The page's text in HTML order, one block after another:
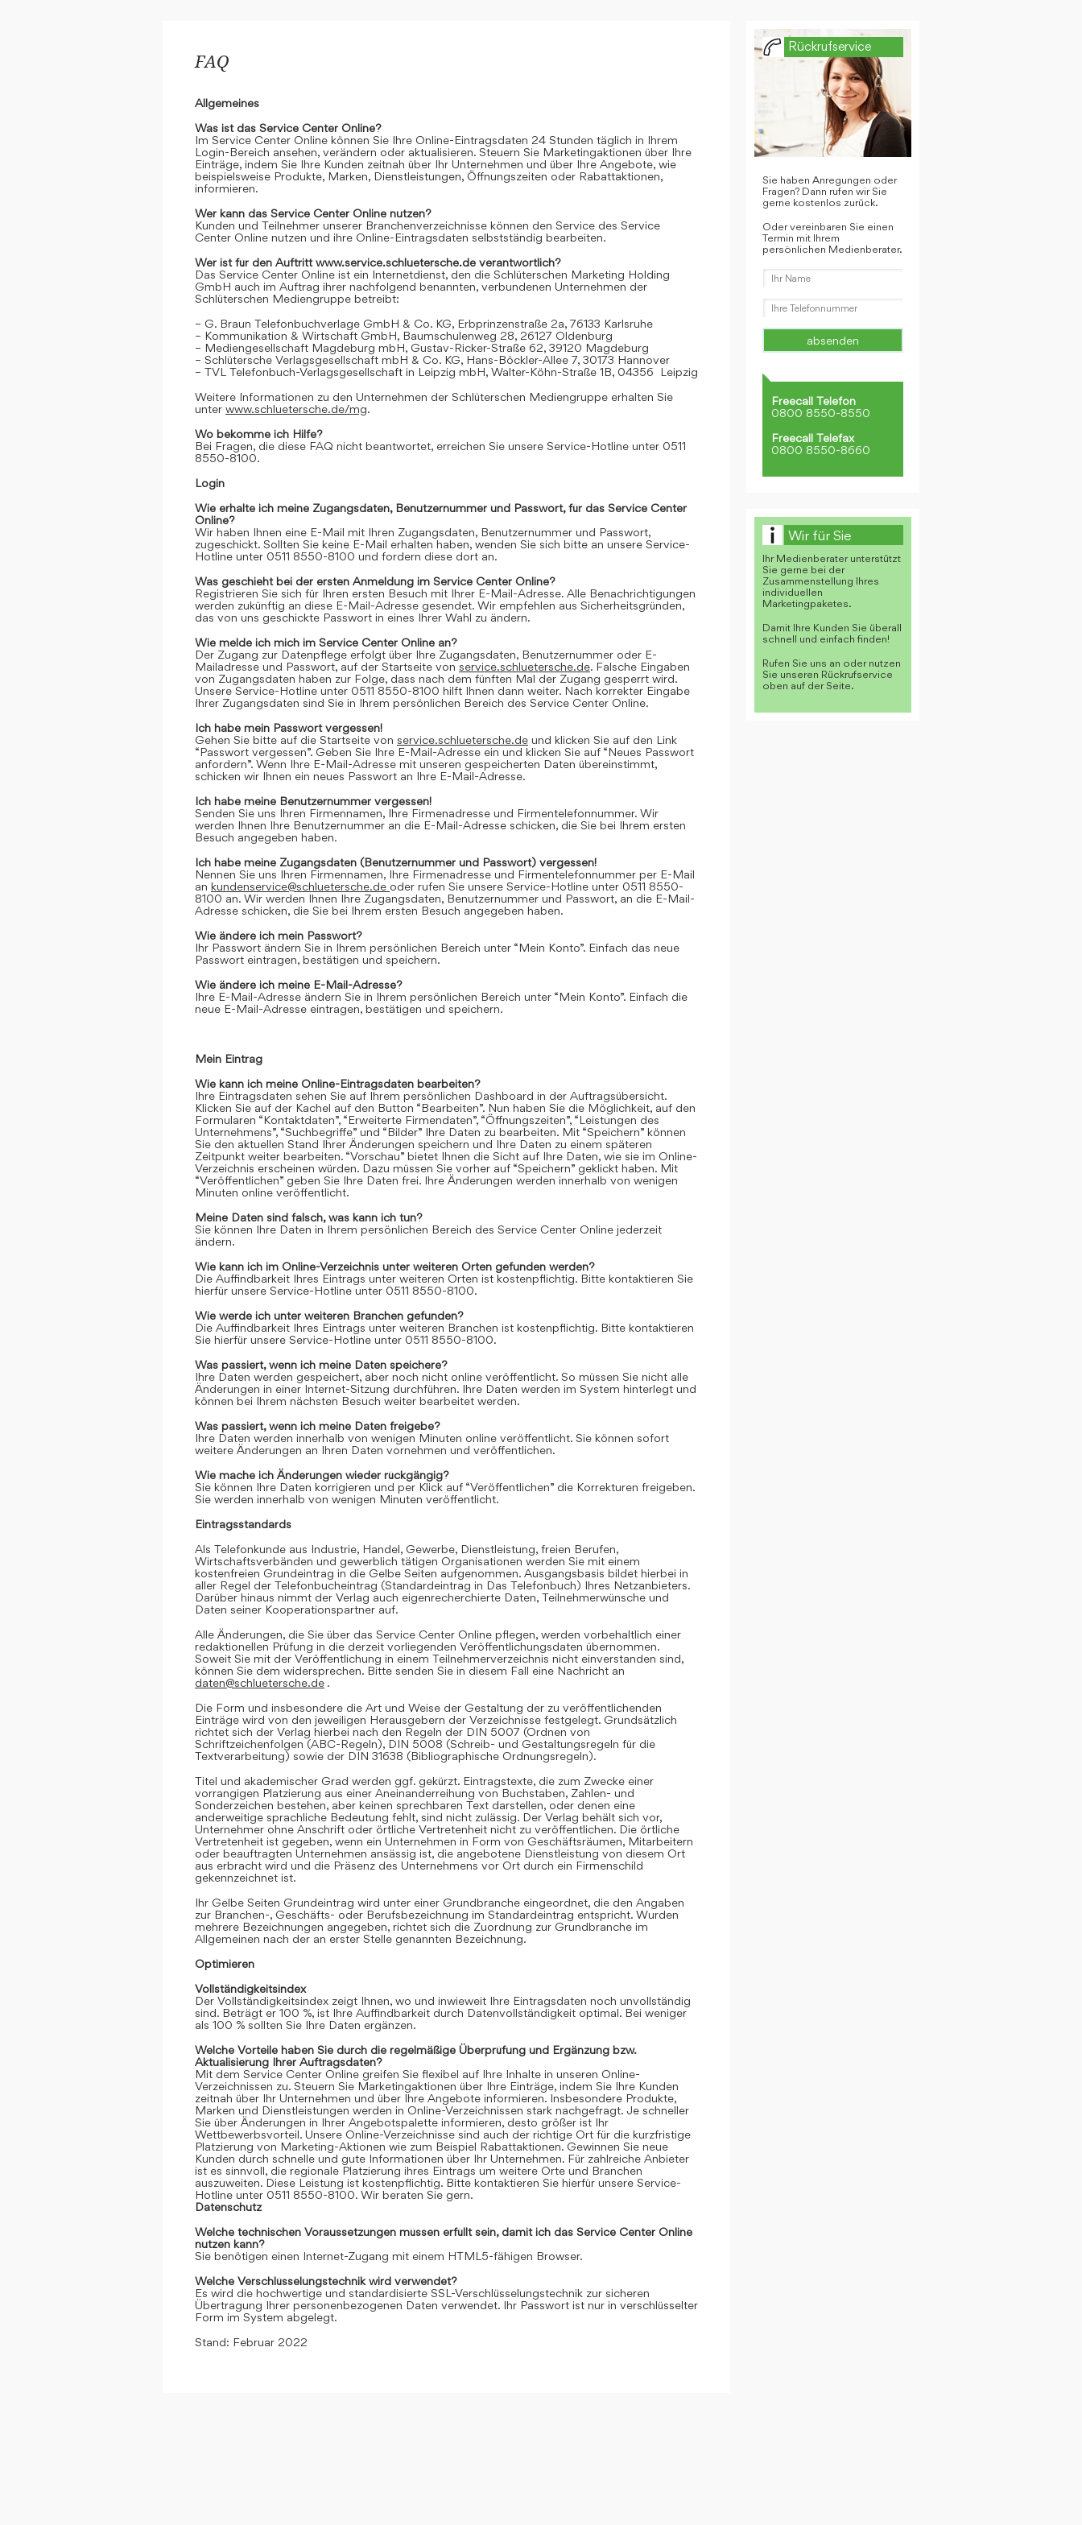
FAQ
Allgemeines
Was ist das Service Center Online?
Im Service Center Online können Sie Ihre Online-Eintragsdaten 24 Stunden täglich in Ihrem
Login-Bereich ansehen, verändern oder aktualisieren. Steuern Sie Marketingaktionen über Ihre
Einträge, indem Sie Ihre Kunden zeitnah über Ihr Unternehmen und über Ihre Angebote, wie
beispielsweise Produkte, Marken, Dienstleistungen, Öffnungszeiten oder Rabattaktionen,
informieren.
Wer kann das Service Center Online nutzen?
Kunden und Teilnehmer unserer Branchenverzeichnisse können den Service des Service
Center Online nutzen und ihre Online-Eintragsdaten selbstständig bearbeiten.
Wer ist für den Auftritt www.service.schluetersche.de verantwortlich?
Das Service Center Online ist ein Internetdienst, den die Schlüterschen Marketing Holding
GmbH auch im Auftrag ihrer nachfolgend benannten, verbundenen Unternehmen der
Schlüterschen Mediengruppe betreibt:
– G. Braun Telefonbuchverlage GmbH & Co. KG, Erbprinzenstraße 2a, 76133 Karlsruhe
– Kommunikation & Wirtschaft GmbH, Baumschulenweg 28, 26127 Oldenburg
– Mediengesellschaft Magdeburg mbH, Gustav-Ricker-Straße 62, 39120 Magdeburg
– Schlütersche Verlagsgesellschaft mbH & Co. KG, Hans-Böckler-Allee 7, 30173 Hannover
– TVL Telefonbuch-Verlagsgesellschaft in Leipzig mbH, Walter-Köhn-Straße 1B, 04356 Leipzig
Weitere Informationen zu den Unternehmen der Schlüterschen Mediengruppe erhalten Sie
unter www.schluetersche.de/mg.
Wo bekomme ich Hilfe?
Bei Fragen, die diese FAQ nicht beantwortet, erreichen Sie unsere Service-Hotline unter 0511
8550-8100.
Login
Wie erhalte ich meine Zugangsdaten, Benutzernummer und Passwort, für das Service Center
Online?
Wir haben Ihnen eine E-Mail mit Ihren Zugangsdaten, Benutzernummer und Passwort,
zugeschickt. Sollten Sie keine E-Mail erhalten haben, wenden Sie sich bitte an unsere Service-
Hotline unter 0511 8550-8100 und fordern diese dort an.
Was geschieht bei der ersten Anmeldung im Service Center Online?
Registrieren Sie sich für Ihren ersten Besuch mit Ihrer E-Mail-Adresse. Alle Benachrichtigungen
werden zukünftig an diese E-Mail-Adresse gesendet. Wir empfehlen aus Sicherheitsgründen,
das von uns geschickte Passwort in eines Ihrer Wahl zu ändern.
Wie melde ich mich im Service Center Online an?
Der Zugang zur Datenpflege erfolgt über Ihre Zugangsdaten, Benutzernummer oder E-
Mailadresse und Passwort, auf der Startseite von service.schluetersche.de. Falsche Eingaben
von Zugangsdaten haben zur Folge, dass nach dem fünften Mal der Zugang gesperrt wird.
Unsere Service-Hotline unter 0511 8550-8100 hilft Ihnen dann weiter. Nach korrekter Eingabe
Ihrer Zugangsdaten sind Sie in Ihrem persönlichen Bereich des Service Center Online.
Ich habe mein Passwort vergessen!
Gehen Sie bitte auf die Startseite von service.schluetersche.de und klicken Sie auf den Link
“Passwort vergessen”. Geben Sie Ihre E-Mail-Adresse ein und klicken Sie auf “Neues Passwort
anfordern”. Wenn Ihre E-Mail-Adresse mit unseren gespeicherten Daten übereinstimmt,
schicken wir Ihnen ein neues Passwort an Ihre E-Mail-Adresse.
Ich habe meine Benutzernummer vergessen!
Senden Sie uns Ihren Firmennamen, Ihre Firmenadresse und Firmentelefonnummer. Wir
werden Ihnen Ihre Benutzernummer an die E-Mail-Adresse schicken, die Sie bei Ihrem ersten
Besuch angegeben haben.
Ich habe meine Zugangsdaten (Benutzernummer und Passwort) vergessen!
Nennen Sie uns Ihren Firmennamen, Ihre Firmenadresse und Firmentelefonnummer per E-Mail
an kundenservice@schluetersche.de oder rufen Sie unsere Service-Hotline unter 0511 8550-
8100 an. Wir werden Ihnen Ihre Zugangsdaten, Benutzernummer und Passwort, an die E-Mail-
Adresse schicken, die Sie bei Ihrem ersten Besuch angegeben haben.
Wie ändere ich mein Passwort?
Ihr Passwort ändern Sie in Ihrem persönlichen Bereich unter “Mein Konto”. Einfach das neue
Passwort eintragen, bestätigen und speichern.
Wie ändere ich meine E-Mail-Adresse?
Ihre E-Mail-Adresse ändern Sie in Ihrem persönlichen Bereich unter “Mein Konto”. Einfach die
neue E-Mail-Adresse eintragen, bestätigen und speichern.
Mein Eintrag
Wie kann ich meine Online-Eintragsdaten bearbeiten?
Ihre Eintragsdaten sehen Sie auf Ihrem persönlichen Dashboard in der Auftragsübersicht.
Klicken Sie auf der Kachel auf den Button “Bearbeiten”. Nun haben Sie die Möglichkeit, auf den
Formularen “Kontaktdaten”, “Erweiterte Firmendaten”, “Öffnungszeiten”, “Leistungen des
Unternehmens”, “Suchbegriffe” und “Bilder” Ihre Daten zu bearbeiten. Mit “Speichern” können
Sie den aktuellen Stand Ihrer Änderungen speichern und Ihre Daten zu einem späteren
Zeitpunkt weiter bearbeiten. “Vorschau” bietet Ihnen die Sicht auf Ihre Daten, wie sie im Online-
Verzeichnis erscheinen würden. Dazu müssen Sie vorher auf “Speichern” geklickt haben. Mit
“Veröffentlichen” geben Sie Ihre Daten frei. Ihre Änderungen werden innerhalb von wenigen
Minuten online veröffentlicht.
Meine Daten sind falsch, was kann ich tun?
Sie können Ihre Daten in Ihrem persönlichen Bereich des Service Center Online jederzeit
ändern.
Wie kann ich im Online-Verzeichnis unter weiteren Orten gefunden werden?
Die Auffindbarkeit Ihres Eintrags unter weiteren Orten ist kostenpflichtig. Bitte kontaktieren Sie
hierfür unsere Service-Hotline unter 0511 8550-8100.
Wie werde ich unter weiteren Branchen gefunden?
Die Auffindbarkeit Ihres Eintrags unter weiteren Branchen ist kostenpflichtig. Bitte kontaktieren
Sie hierfür unsere Service-Hotline unter 0511 8550-8100.
Was passiert, wenn ich meine Daten speichere?
Ihre Daten werden gespeichert, aber noch nicht online veröffentlicht. So müssen Sie nicht alle
Änderungen in einer Internet-Sitzung durchführen. Ihre Daten werden im System hinterlegt und
können bei Ihrem nächsten Besuch weiter bearbeitet werden.
Was passiert, wenn ich meine Daten freigebe?
Ihre Daten werden innerhalb von wenigen Minuten online veröffentlicht. Sie können sofort
weitere Änderungen an Ihren Daten vornehmen und veröffentlichen.
Wie mache ich Änderungen wieder rückgängig?
Sie können Ihre Daten korrigieren und per Klick auf “Veröffentlichen” die Korrekturen freigeben.
Sie werden innerhalb von wenigen Minuten veröffentlicht.
Eintragsstandards
Als Telefonkunde aus Industrie, Handel, Gewerbe, Dienstleistung, freien Berufen,
Wirtschaftsverbänden und gewerblich tätigen Organisationen werden Sie mit einem
kostenfreien Grundeintrag in die Gelbe Seiten aufgenommen. Ausgangsbasis bildet hierbei in
aller Regel der Telefonbucheintrag (Standardeintrag in Das Telefonbuch) Ihres Netzanbieters.
Darüber hinaus nimmt der Verlag auch eigenrecherchierte Daten, Teilnehmerwünsche und
Daten seiner Kooperationspartner auf.
Alle Änderungen, die Sie über das Service Center Online pflegen, werden vorbehaltlich einer
redaktionellen Prüfung in die derzeit vorliegenden Veröffentlichungsdaten übernommen.
Soweit Sie mit der Veröffentlichung in einem Teilnehmerverzeichnis nicht einverstanden sind,
können Sie dem widersprechen. Bitte senden Sie in diesem Fall eine Nachricht an
daten@schluetersche.de .
Die Form und insbesondere die Art und Weise der Gestaltung der zu veröffentlichenden
Einträge wird von den jeweiligen Herausgebern der Verzeichnisse festgelegt. Grundsätzlich
richtet sich der Verlag hierbei nach den Regeln der DIN 5007 (Ordnen von
Schriftzeichenfolgen (ABC-Regeln), DIN 5008 (Schreib- und Gestaltungsregeln für die
Textverarbeitung) sowie der DIN 31638 (Bibliographische Ordnungsregeln).
Titel und akademischer Grad werden ggf. gekürzt. Eintragstexte, die zum Zwecke einer
vorrangigen Platzierung aus einer Aneinanderreihung von Buchstaben, Zahlen- und
Sonderzeichen bestehen, aber keinen sprechbaren Text darstellen, oder denen eine
anderweitige sprachliche Bedeutung fehlt, sind nicht zulässig. Der Verlag behält sich vor,
Unternehmer ohne Anschrift oder örtliche Vertretenheit nicht zu veröffentlichen. Die örtliche
Vertretenheit ist gegeben, wenn ein Unternehmen in Form von Geschäftsräumen, Mitarbeitern
oder beauftragten Unternehmen ansässig ist, die angebotene Dienstleistung von diesem Ort
aus erbracht wird und die Präsenz des Unternehmens vor Ort durch ein Firmenschild
gekennzeichnet ist.
Ihr Gelbe Seiten Grundeintrag wird unter einer Grundbranche eingeordnet, die den Angaben
zur Branchen-, Geschäfts- oder Berufsbezeichnung im Standardeintrag entspricht. Wurden
mehrere Bezeichnungen angegeben, richtet sich die Zuordnung zur Grundbranche im
Allgemeinen nach der an erster Stelle genannten Bezeichnung.
Optimieren
Vollständigkeitsindex
Der Vollständigkeitsindex zeigt Ihnen, wo und inwieweit Ihre Eintragsdaten noch unvollständig
sind. Beträgt er 100 %, ist Ihre Auffindbarkeit durch Datenvollständigkeit optimal. Bei weniger
als 100 % sollten Sie Ihre Daten ergänzen.
Welche Vorteile haben Sie durch die regelmäßige Überprüfung und Ergänzung bzw.
Aktualisierung Ihrer Auftragsdaten?
Mit dem Service Center Online greifen Sie flexibel auf Ihre Inhalte in unseren Online-
Verzeichnissen zu. Steuern Sie Marketingaktionen über Ihre Einträge, indem Sie Ihre Kunden
zeitnah über Ihr Unternehmen und über Ihre Angebote informieren. Insbesondere Produkte,
Marken und Dienstleistungen werden in Online-Verzeichnissen stark nachgefragt. Je schneller
Sie über Änderungen in Ihrer Angebotspalette informieren, desto größer ist Ihr
Wettbewerbsvorteil. Unsere Online-Verzeichnisse sind auch der richtige Ort für die kurzfristige
Platzierung von Marketing-Aktionen wie zum Beispiel Rabattaktionen. Gewinnen Sie neue
Kunden durch schnelle und gute Informationen über Ihr Unternehmen. Für zahlreiche Anbieter
ist es sinnvoll, die regionale Platzierung ihres Eintrags um weitere Orte und Branchen
auszuweiten. Diese Leistung ist kostenpflichtig. Bitte kontaktieren Sie hierfür unsere Service-
Hotline unter 0511 8550-8100. Wir beraten Sie gern.
Datenschutz
Welche technischen Voraussetzungen müssen erfüllt sein, damit ich das Service Center Online
nutzen kann?
Sie benötigen einen Internet-Zugang mit einem HTML5-fähigen Browser.
Welche Verschlüsselungstechnik wird verwendet?
Es wird die hochwertige und standardisierte SSL-Verschlüsselungstechnik zur sicheren
Übertragung Ihrer personenbezogenen Daten verwendet. Ihr Passwort ist nur in verschlüsselter
Form im System abgelegt.
Stand: Februar 2022
Rückrufservice
Sie haben Anregungen oder
Fragen? Dann rufen wir Sie
gerne kostenlos zurück.
Oder vereinbaren Sie einen
Termin mit Ihrem
persönlichen Medienberater.
Freecall Telefon
0800 8550-8550
Freecall Telefax
0800 8550-8660
Wir für Sie
Ihr Medienberater unterstützt
Sie gerne bei der
Zusammenstellung Ihres
individuellen
Marketingpaketes.
Damit Ihre Kunden Sie überall
schnell und einfach finden!
Rufen Sie uns an oder nutzen
Sie unseren Rückrufservice
oben auf der Seite.